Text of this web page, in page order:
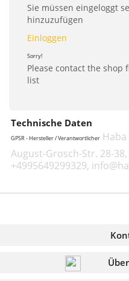
Sie müssen eingeloggt
hinzuzufügen
Einloggen
Sorry!
Please contact the shop
list
Technische Daten
GPSR - Hersteller / Verantwortlicher
August-Grosch-Str. 28-
+4995649299329,